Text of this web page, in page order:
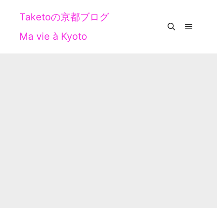
Taketoの京都ブログ
Ma vie à Kyoto